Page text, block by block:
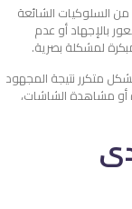
من السلوكيات الشائعة
بالإجهاد أو عدم
لمشكلة بصرية.
متكرر نتيجة المجهود
أو مشاهدة الشاشات،